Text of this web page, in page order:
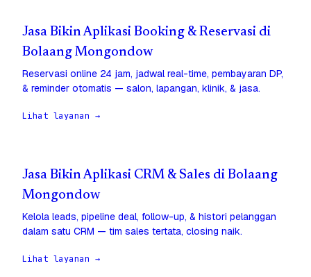
Jasa Bikin Aplikasi Booking & Reservasi di
Bolaang Mongondow
Reservasi online 24 jam, jadwal real-time, pembayaran DP,
& reminder otomatis — salon, lapangan, klinik, & jasa.
Lihat layanan →
Jasa Bikin Aplikasi CRM & Sales di Bolaang
Mongondow
Kelola leads, pipeline deal, follow-up, & histori pelanggan
dalam satu CRM — tim sales tertata, closing naik.
Lihat layanan →